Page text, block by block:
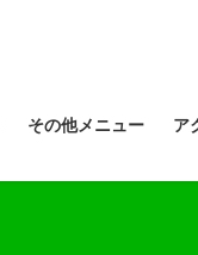
その他メニュー ア